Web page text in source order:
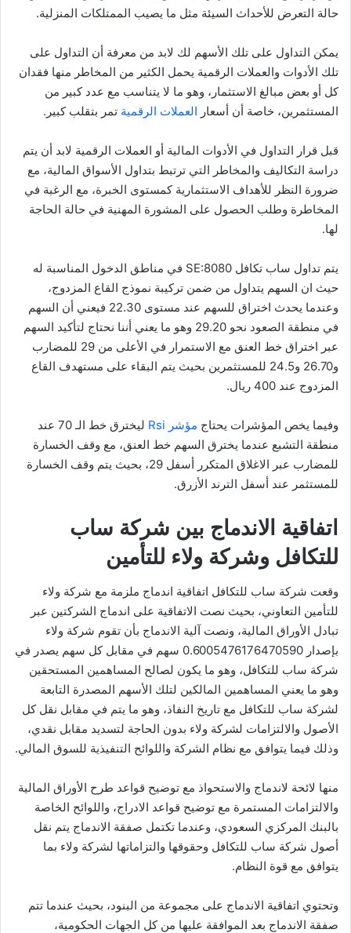
حالة التعرض للأحداث السيئة مثل ما يصيب الممتلكات المنزلية.
يمكن التداول على تلك الأسهم لك لابد من معرفة أن التداول على
تلك الأدوات والعملات الرقمية يحمل الكثير من المخاطر منها فقدان
كل أو بعض مبالغ الاستثمار، وهو ما لا يتناسب مع عدد كبير من
المستثمرين، خاصة أن أسعار العملات الرقمية تمر بتقلب كبير.
قبل قرار التداول في الأدوات المالية أو العملات الرقمية لابد أن يتم
دراسة التكاليف والمخاطر التي ترتبط بتداول الأسواق المالية، مع
ضرورة النظر للأهداف الاستثمارية كمستوى الخبرة، مع الرغبة في
المخاطرة وطلب الحصول على المشورة المهنية في حالة الحاجة
لها.
يتم تداول ساب تكافل SE:8080 في مناطق الدخول المناسبة له
حيث ان السهم يتداول من ضمن تركيبة نموذج القاع المزدوج،
وعندما يحدث اختراق للسهم عند مستوى 22.30 فيعني أن السهم
في منطقة الصعود نحو 29.20 وهو ما يعني أننا نحتاج لتأكيد السهم
عبر اختراق خط العنق مع الاستمرار في الأعلى من 29 للمضارب
و26.70 و24.5 للمستثمرين بحيث يتم البقاء على مستهدف القاع
المزدوج عند 400 ريال.
وفيما يخص المؤشرات يحتاج مؤشر Rsi
ليخترق خط الـ 70 عند
منطقة التشبع عندما يخترق السهم خط العنق، مع وقف الخسارة
للمضارب عبر الاغلاق المتكرر أسفل 29، بحيث يتم وقف الخسارة
للمستثمر عند أسفل الترند الأزرق.
اتفاقية الاندماج بين شركة ساب
للتكافل وشركة ولاء للتأمين
وقعت شركة ساب للتكافل اتفاقية اندماج ملزمة مع شركة ولاء
للتأمين التعاوني، بحيث نصت الاتفاقية على اندماج الشركتين عبر
تبادل الأوراق المالية، ونصت آلية الاندماج بأن تقوم شركة ولاء
بإصدار 0.6005476176470590 سهم في مقابل كل سهم يصدر في
شركة ساب للتكافل، وهو ما يكون لصالح المساهمين المستحقين
وهو ما يعني المساهمين المالكين لتلك الأسهم المصدرة التابعة
لشركة ساب للتكافل مع تاريخ النفاذ، وهو ما يتم في مقابل نقل كل
الأصول والالتزامات لشركة ولاء بدون الحاجة لتسديد مقابل نقدي،
وذلك فيما يتوافق مع نظام الشركة واللوائح التنفيذية للسوق المالي.
منها لائحة لاندماج والاستحواذ مع توضيح قواعد طرح الأوراق المالية
والالتزامات المستمرة مع توضيح قواعد الادراج، واللوائح الخاصة
بالبنك المركزي السعودي، وعندما تكتمل صفقة الاندماج يتم نقل
أصول شركة ساب للتكافل وحقوقها والتزاماتها لشركة ولاء بما
يتوافق مع قوة النظام.
وتحتوي اتفاقية الاندماج على مجموعة من البنود، بحيث عندما تتم
صفقة الاندماج بعد الموافقة عليها من كل الجهات الحكومية،